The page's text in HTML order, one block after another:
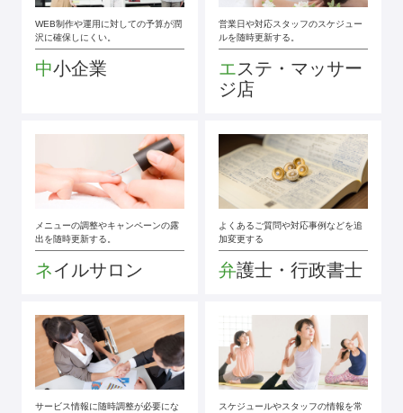
WEB制作や運用に対しての予算が潤
沢に確保しにくい。
中小企業
営業日や対応スタッフのスケジュー
ルを随時更新する。
エステ・マッサー
ジ店
メニューの調整やキャンペーンの露
出を随時更新する。
ネイルサロン
よくあるご質問や対応事例などを追
加変更する
弁護士・行政書士
サービス情報に随時調整が必要にな
スケジュールやスタッフの情報を常